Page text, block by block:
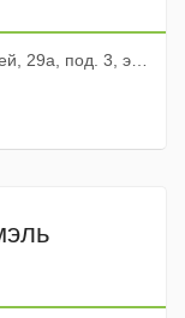
под. 3, эт. 2